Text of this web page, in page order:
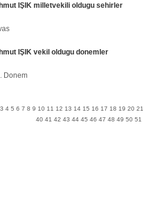
IŞIK milletvekili oldugu sehirler
IŞIK vekil oldugu donemler
Donem
3 4 5 6 7 8 9 10 11 12 13 14 15 16 17 18 19 20 21
40 41 42 43 44 45 46 47 48 49 50 51